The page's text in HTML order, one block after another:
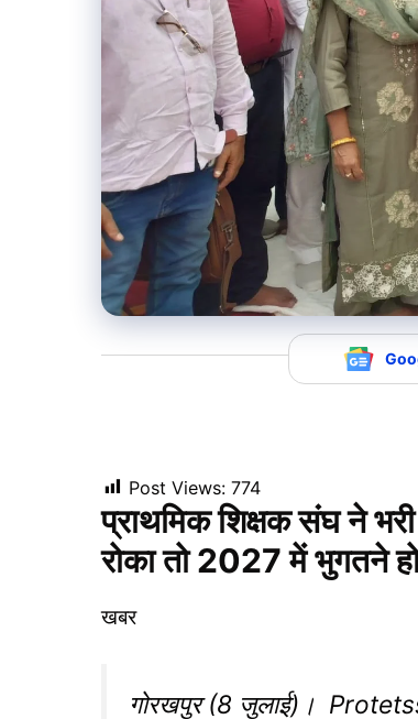
Post Views: 774
प्राथमिक शिक्षक संघ ने
रोका तो 2027 में भुगतने
खबर
गोरखपुर (8 जुलाई)।